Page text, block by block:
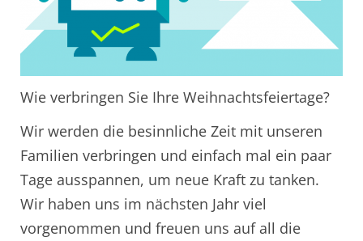
Wie verbringen Sie Ihre Weihnachtsfeiertage?
Wir werden die besinnliche Zeit mit unseren
Familien verbringen und einfach mal ein paar
Tage ausspannen, um neue Kraft zu tanken.
Wir haben uns im nächsten Jahr viel
vorgenommen und freuen uns auf all die